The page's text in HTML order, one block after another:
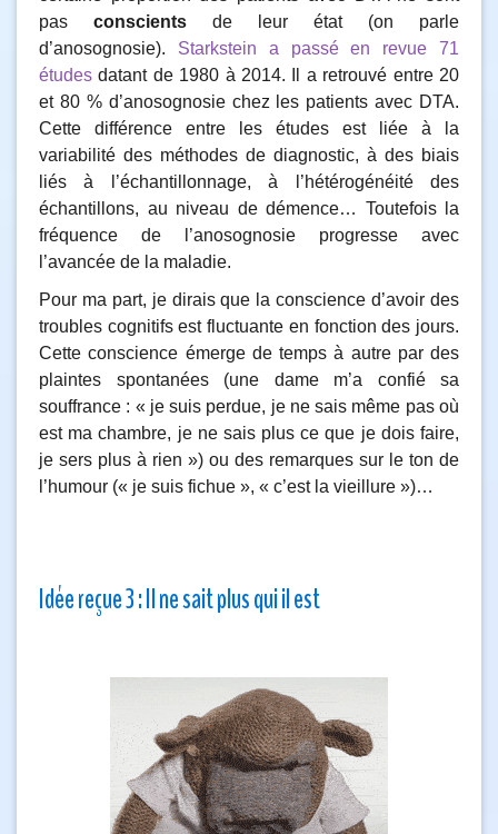
pas conscients de leur état (on parle
d’anosognosie). Starkstein a passé en revue 71
études datant de 1980 à 2014. Il a retrouvé entre 20
et 80 % d’anosognosie chez les patients avec DTA.
Cette différence entre les études est liée à la
variabilité des méthodes de diagnostic, à des biais
liés à l’échantillonnage, à l’hétérogénéité des
échantillons, au niveau de démence… Toutefois la
fréquence de l’anosognosie progresse avec
l’avancée de la maladie.
Pour ma part, je dirais que la conscience d’avoir des
troubles cognitifs est fluctuante en fonction des jours.
Cette conscience émerge de temps à autre par des
plaintes spontanées (une dame m’a confié sa
souffrance : « je suis perdue, je ne sais même pas où
est ma chambre, je ne sais plus ce que je dois faire,
je sers plus à rien ») ou des remarques sur le ton de
l’humour (« je suis fichue », « c’est la vieillure »)…
Idée reçue 3 : Il ne sait plus qui il est